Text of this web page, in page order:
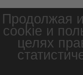
Продолжая
cookie и
целях